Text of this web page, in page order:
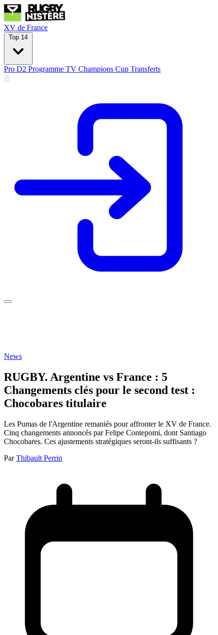
XV de France
Top 14
Pro D2 Programme TV Champions Cup Transferts
News
RUGBY. Argentine vs France : 5
Changements clés pour le second test :
Chocobares titulaire
Les Pumas de l'Argentine remaniés pour affronter le XV de France.
Cinq changements annoncés par Felipe Contepomi, dont Santiago
Chocobares. Ces ajustements stratégiques seront-ils suffisants ?
Par Thibault Perrin